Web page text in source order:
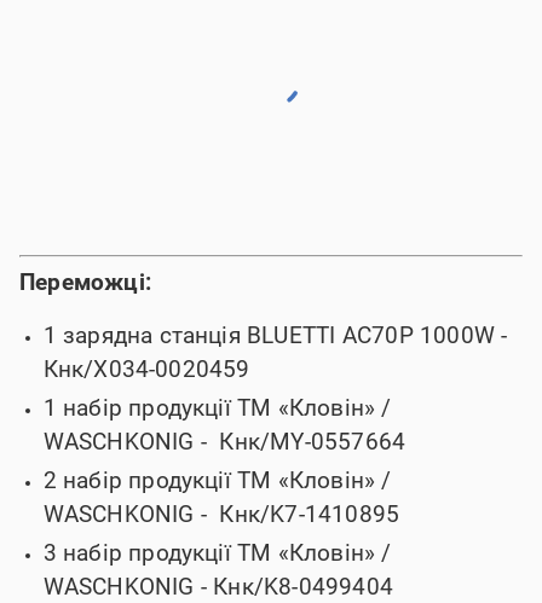
Переможці:
1 зарядна станція BLUETTI AC70P 1000W -
Кнк/X034-0020459
1 набір продукції ТМ «Кловін» /
WASCHKONIG - Кнк/MY-0557664
2 набір продукції ТМ «Кловін» /
WASCHKONIG - Кнк/K7-1410895
3 набір продукції ТМ «Кловін» /
WASCHKONIG - Кнк/K8-0499404